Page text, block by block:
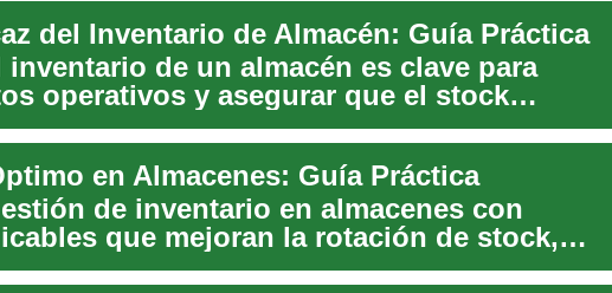
del Inventario de Almacén: Guía Práctica
inventario de un almacén es clave para
operativos y asegurar que el stock
d...
en Almacenes: Guía Práctica
de inventario en almacenes con
que mejoran la rotación de stock,